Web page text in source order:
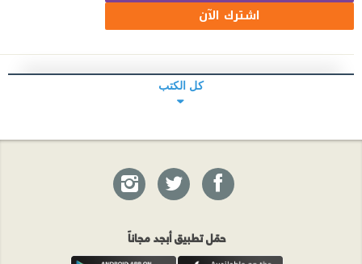
اشترك الآن
كل الكتب
حمّل تطبيق أبجد مجاناً